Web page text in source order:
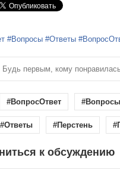
#Вопросы #Ответы
Будь первым, кому
#ВопросОтвет #Вопросы
#Ответы #Перстень
к обсуждению